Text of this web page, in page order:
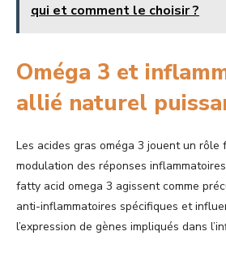
qui et comment le choisir ?
Oméga 3 et
allié naturel
Les acides gras oméga 3 jouent un rôle
modulation des réponses inflammatoires
fatty acid omega 3 agissent comme
anti-inflammatoires spécifiques et
l’expression de gènes impliqués dans